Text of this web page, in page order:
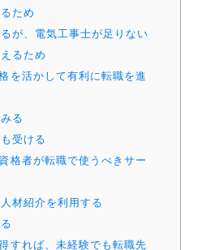
ため
が、電気工事士が足りない
るため
を活かして有利に転職を進
る
受ける
格者が転職で使うべきサー
材紹介を利用する
すれば、未経験でも転職先